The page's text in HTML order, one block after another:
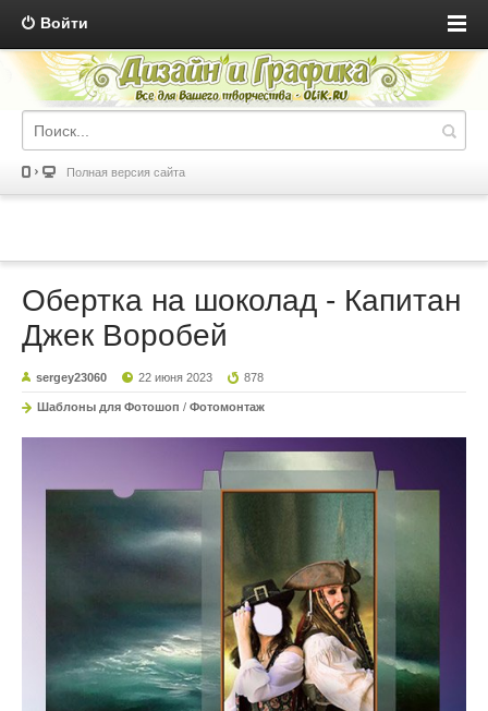
Войти
Полная версия сайта
Обертка на шоколад - Капитан
Джек Воробей
sergey23060 22 июня 2023 878
Шаблоны для Фотошоп / Фотомонтаж